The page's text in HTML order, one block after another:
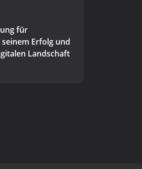
für
Erfolg und
Landschaft